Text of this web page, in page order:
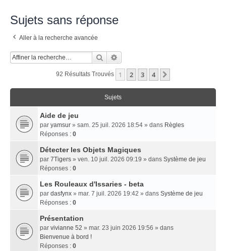
Sujets sans réponse
Aller à la recherche avancée
Rechercher
92 Résultats Trouvés 1 2 3 4
Sujets
Aide de jeu
par yamsur » sam. 25 juil. 2026 18:54 » dans Règles
Réponses : 0
Détecter les Objets Magiques
par 7Tigers » ven. 10 juil. 2026 09:19 » dans Système de jeu
Réponses : 0
Les Rouleaux d'Issaries - beta
par dasfynx » mar. 7 juil. 2026 19:42 » dans Système de jeu
Réponses : 0
Présentation
par vivianne 52 » mar. 23 juin 2026 19:56 » dans
Bienvenue à bord !
Réponses : 0